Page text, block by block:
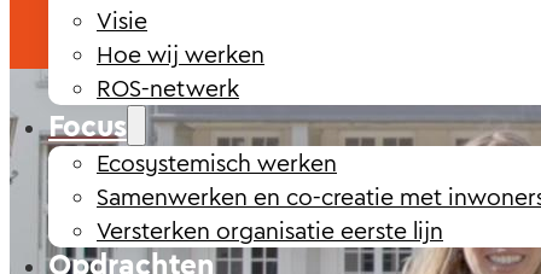
Visie
Hoe wij werken
ROS-netwerk
Focus
Ecosystemisch werken
Samenwerken en co-creatie met
Versterken organisatie eerste lijn
Opdrachten